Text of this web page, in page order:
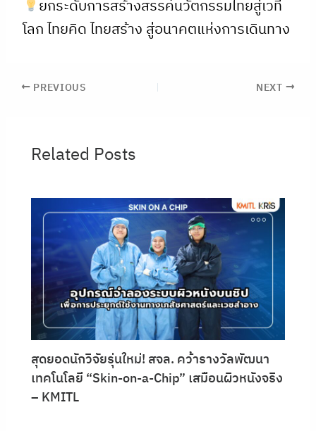
ยกระดับการสร้างสรรค์นวัตกรรมไทยสู่เวที
โลก ไทยคิด ไทยสร้าง สู่อนาคตแห่งการเดินทาง
PREVIOUS NEXT
Related Posts
สุดยอดนักวิจัยรุ่นใหม่! สจล. คว้ารางวัลพัฒนา
เทคโนโลยี “Skin-on-a-Chip” เสมือนผิวหนังจริง
– KMITL